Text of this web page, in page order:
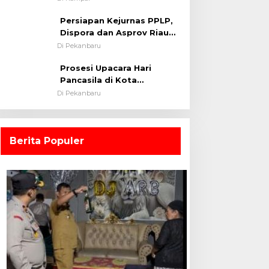
Persiapan Kejurnas PPLP,
Dispora dan Asprov Riau
Tinjau Kelayakan Rumput
Di Pekanbaru
Prosesi Upacara Hari
Pancasila di Kota
Pekanbaru Tetap Khidmat
Di Pekanbaru
Berita Populer